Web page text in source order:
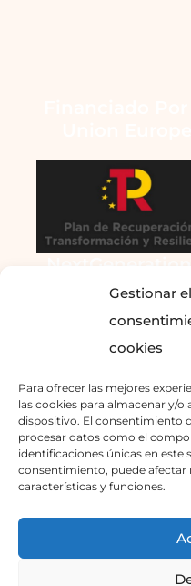
Gestionar el
cookies
Para ofrecer las mejores
las cookies para almacenar y/
dispositivo. El consentimiento
procesar datos como el
identificaciones únicas en este
consentimiento, puede afectar
características y funciones.
© 2023 –
COSTA S.L.
info@cosmolga.com
671877303